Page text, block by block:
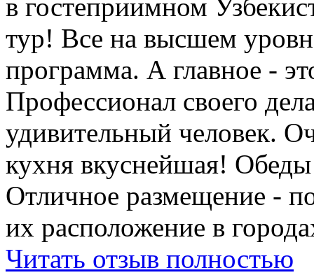
в гостеприимном
тур! Все на высшем
программа. А главное -
Профессионал своего
удивительный человек.
кухня вкуснейшая!
Отличное размещение -
их расположение в
Читать отзыв полностью